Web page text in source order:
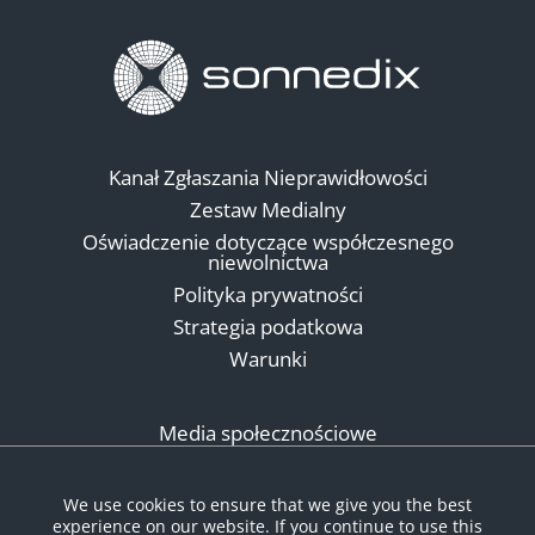
Kanał Zgłaszania Nieprawidłowości
Zestaw Medialny
Oświadczenie dotyczące współczesnego
niewolnictwa
Polityka prywatności
Strategia podatkowa
Warunki
Media społecznościowe
We use cookies to ensure that we give you the best
experience on our website. If you continue to use this